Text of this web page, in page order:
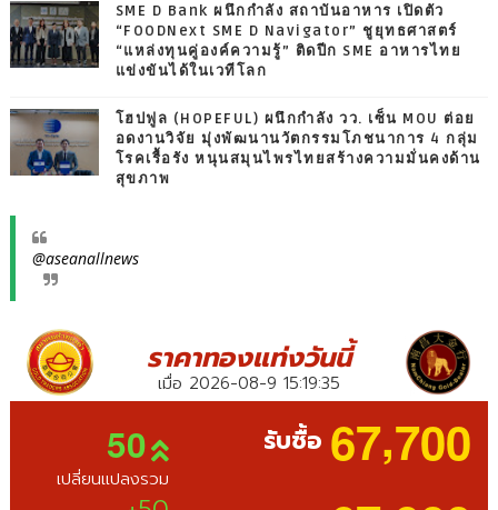
SME D Bank ผนึกกำลัง สถาบันอาหาร เปิดตัว
“FOODNext SME D Navigator” ชูยุทธศาสตร์
“แหล่งทุนคู่องค์ความรู้” ติดปีก SME อาหารไทย
แข่งขันได้ในเวทีโลก
โฮปฟูล (HOPEFUL) ผนึกกำลัง วว. เซ็น MOU ต่อย
อดงานวิจัย มุ่งพัฒนานวัตกรรมโภชนาการ 4 กลุ่ม
โรคเรื้อรัง หนุนสมุนไพรไทยสร้างความมั่นคงด้าน
สุขภาพ
@aseanallnews